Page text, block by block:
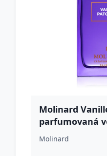
Molinard
parfumovaná
Molinard